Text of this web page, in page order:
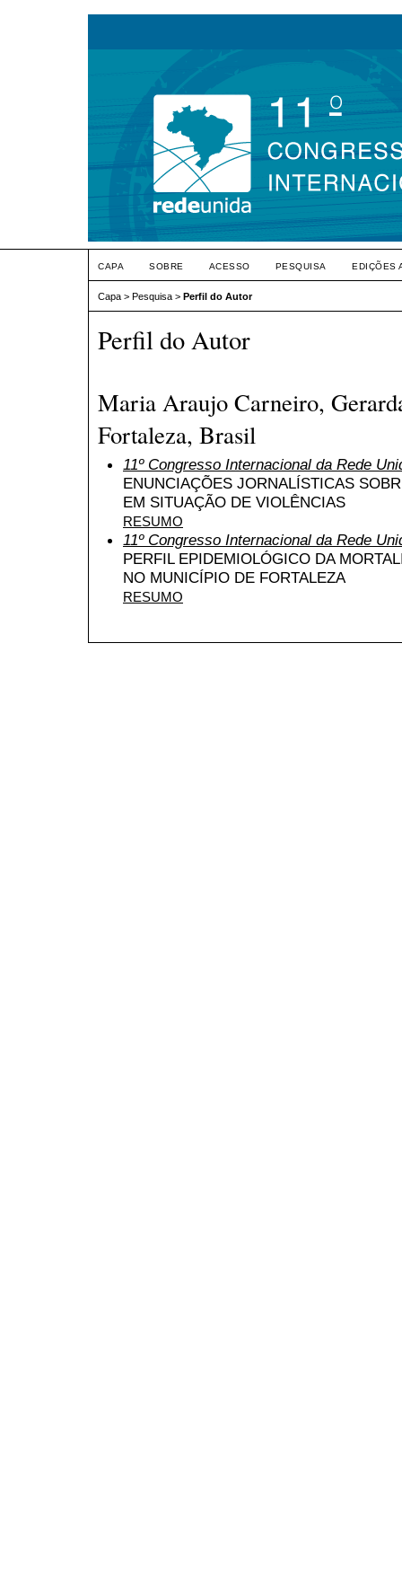
CAPA SOBRE ACESSO PESQUISA EDIÇÕES
Capa > Pesquisa > Perfil do Autor
Perfil do Autor
Maria Araujo Carneiro,
Fortaleza, Brasil
11º Congresso Internacional da Rede
ENUNCIAÇÕES JORNALÍSTICAS
EM SITUAÇÃO DE VIOLÊNCIAS
RESUMO
11º Congresso Internacional da Rede
PERFIL EPIDEMIOLÓGICO DA
NO MUNICÍPIO DE FORTALEZA
RESUMO